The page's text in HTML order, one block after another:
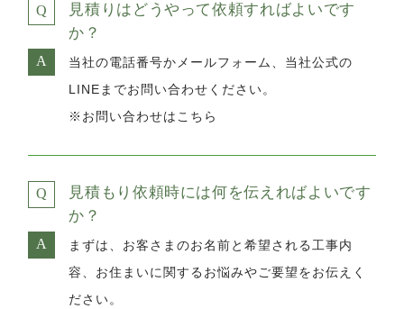
見積りはどうやって依頼すればよいです
か？
当社の電話番号かメールフォーム、当社公式の
LINEまでお問い合わせください。
※お問い合わせはこちら
見積もり依頼時には何を伝えればよいです
か？
まずは、お客さまのお名前と希望される工事内
容、お住まいに関するお悩みやご要望をお伝えく
ださい。